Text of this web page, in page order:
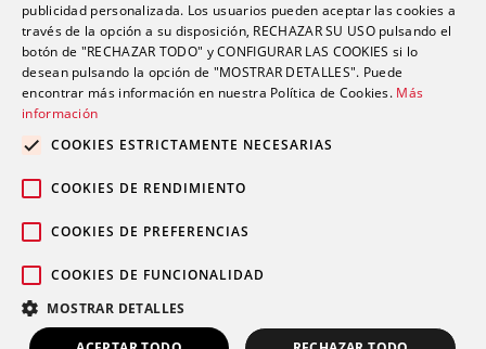
Fisioterapia
Contacto
© 2026 Grupo Ribera |
Política de cookies
publicidad personalizada. Los usuarios pueden aceptar las cookies a
través de la opción a su disposición, RECHAZAR SU USO pulsando el
botón de "RECHAZAR TODO" y CONFIGURAR LAS COOKIES si lo
desean pulsando la opción de "MOSTRAR DETALLES". Puede
encontrar más información en nuestra Política de Cookies. Más
información
COOKIES ESTRICTAMENTE NECESARIAS
COOKIES DE RENDIMIENTO
COOKIES DE PREFERENCIAS
COOKIES DE FUNCIONALIDAD
MOSTRAR DETALLES